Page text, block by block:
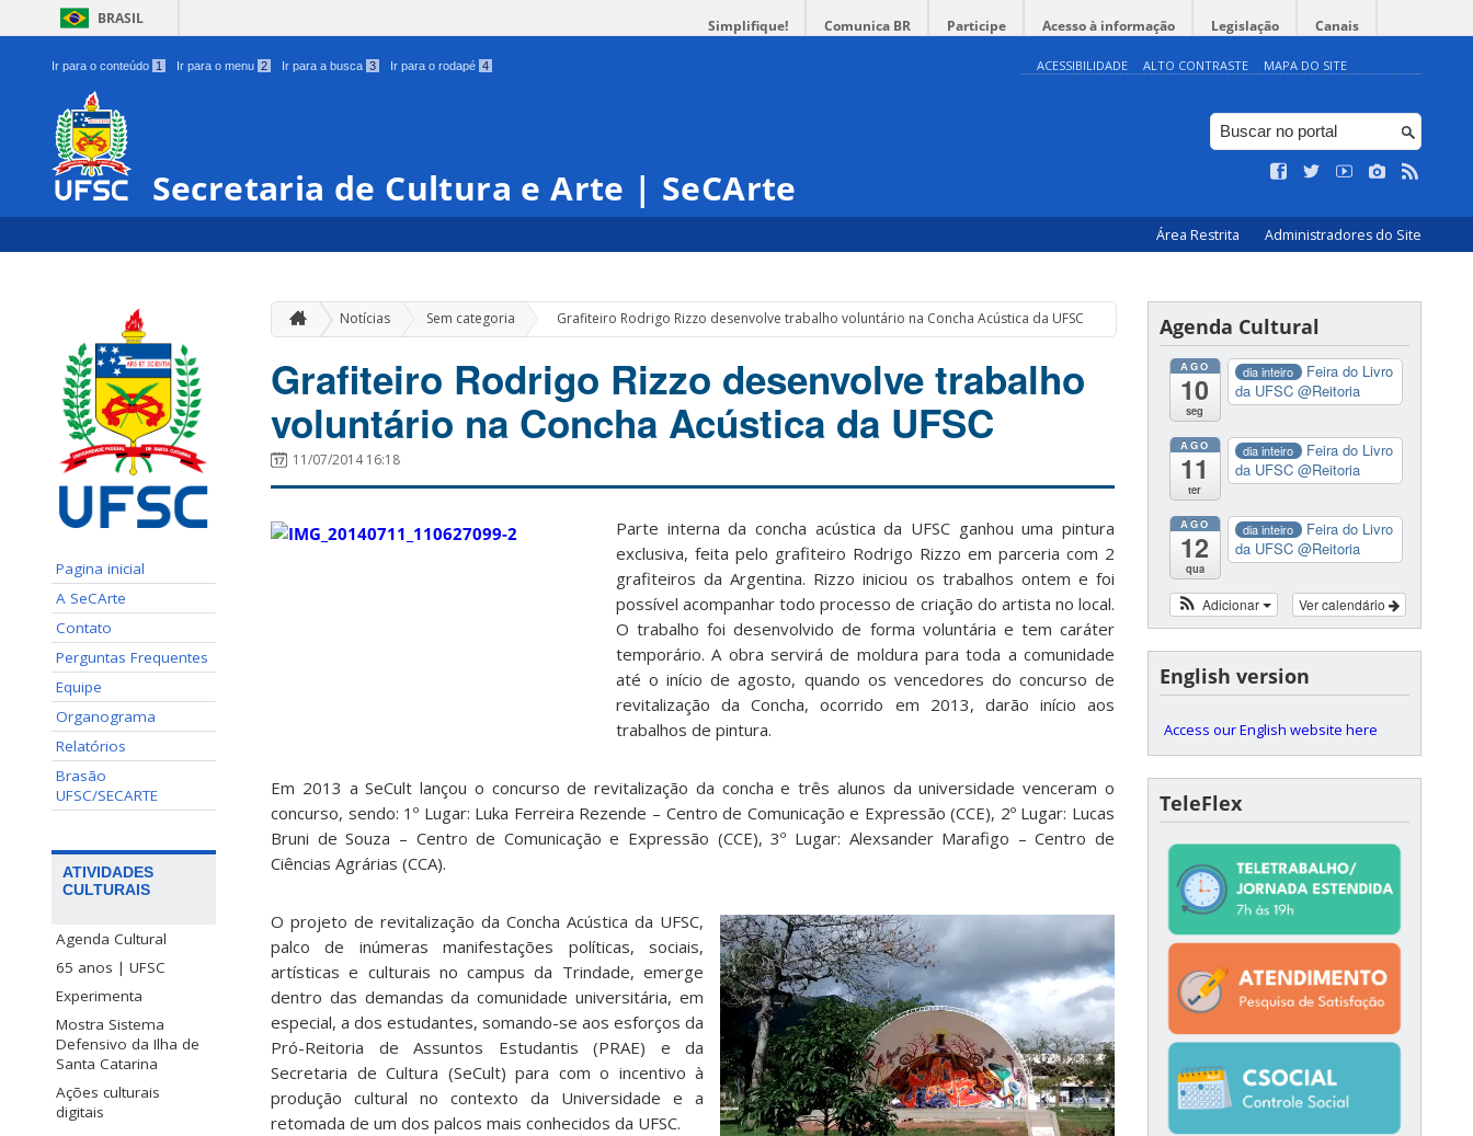
BRASIL Simplifique! Comunica BR Participe Acesso à informação Legislação Canais
Ir para o conteúdo 1 Ir para o menu 2 Ir para a busca 3 Ir para o rodapé 4 ACESSIBILIDADE ALTO CONTRASTE MAPA DO SITE
Secretaria de Cultura e Arte | SeCArte
Área Restrita Administradores do Site
Pagina inicial
A SeCArte
Contato
Perguntas Frequentes
Equipe
Organograma
Relatórios
Brasão
UFSC/SECARTE
ATIVIDADES
CULTURAIS
Agenda Cultural
65 anos | UFSC
Experimenta
Mostra Sistema
Defensivo da Ilha de
Santa Catarina
Ações culturais
digitais
Notícias Sem categoria » Grafiteiro Rodrigo Rizzo desenvolve trabalho voluntário na Concha Acústica da UFSC
Grafiteiro Rodrigo Rizzo desenvolve trabalho
voluntário na Concha Acústica da UFSC
11/07/2014 16:18
Parte interna da concha acústica da UFSC ganhou uma pintura
exclusiva, feita pelo grafiteiro Rodrigo Rizzo em parceria com 2
grafiteiros da Argentina. Rizzo iniciou os trabalhos ontem e foi
possível acompanhar todo processo de criação do artista no local.
O trabalho foi desenvolvido de forma voluntária e tem caráter
temporário. A obra servirá de moldura para toda a comunidade
até o início de agosto, quando os vencedores do concurso de
revitalização da Concha, ocorrido em 2013, darão início aos
trabalhos de pintura.
Em 2013 a SeCult lançou o concurso de revitalização da concha e três alunos da universidade venceram o
concurso, sendo: 1º Lugar: Luka Ferreira Rezende – Centro de Comunicação e Expressão (CCE), 2º Lugar: Lucas
Bruni de Souza – Centro de Comunicação e Expressão (CCE), 3º Lugar: Alexsander Marafigo – Centro de
Ciências Agrárias (CCA).
O projeto de revitalização da Concha Acústica da UFSC,
palco de inúmeras manifestações políticas, sociais,
artísticas e culturais no campus da Trindade, emerge
dentro das demandas da comunidade universitária, em
especial, a dos estudantes, somando-se aos esforços da
Pró-Reitoria de Assuntos Estudantis (PRAE) e da
Secretaria de Cultura (SeCult) para com o incentivo à
produção cultural no contexto da Universidade e a
retomada de um dos palcos mais conhecidos da UFSC.
Agenda Cultural
AGO
10
seg
dia inteiro
Feira do Livro
da UFSC @Reitoria
AGO
11
ter
dia inteiro
Feira do Livro
da UFSC @Reitoria
AGO
12
qua
dia inteiro
Feira do Livro
da UFSC @Reitoria
Ver calendário
Adicionar
English version
Access our English website here
TeleFlex